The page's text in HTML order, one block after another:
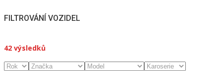
FILTROVÁNÍ VOZIDEL
42 výsledků